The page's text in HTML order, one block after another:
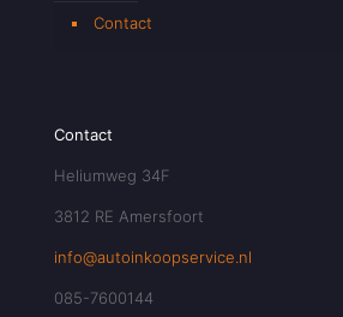
Contact
Contact
Heliumweg 34F
3812 RE Amersfoort
info@autoinkoopservice.nl
085-7600144